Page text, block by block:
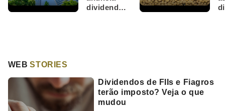
dividendo
veja as
mais lidas
da semana
WEBSTORIES
Dividendos de FIIs e Fiagros
terão imposto? Veja o que
mudou